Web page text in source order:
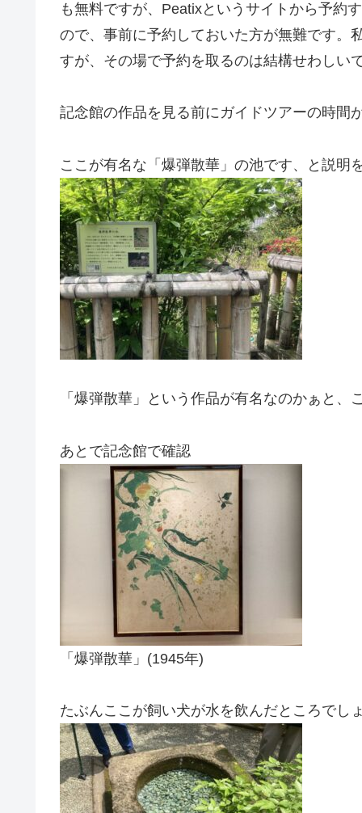
も無料ですが、Peatixというサイトから予約
ので、事前に予約しておいた方が無難です。
すが、その場で予約を取るのは結構せわしい
記念館の作品を見る前にガイドツアーの時間
ここが有名な「爆弾散華」の池です、と説明
「爆弾散華」という作品が有名なのかぁと、
あとで記念館で確認
「爆弾散華」(1945年)
たぶんここが飼い犬が水を飲んだところでし